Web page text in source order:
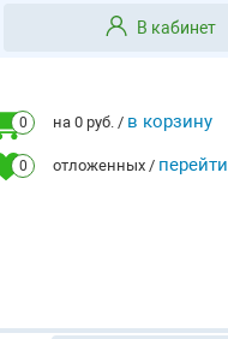
В кабинет
0 на 0 руб. / в корзину
0 отложенных / перейти